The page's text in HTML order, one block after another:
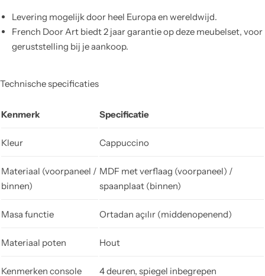
Levering mogelijk door heel Europa en wereldwijd.
French Door Art biedt 2 jaar garantie op deze meubelset, voor
geruststelling bij je aankoop.
Technische specificaties
Kenmerk Specificatie
Kleur Cappuccino
Materiaal (voorpaneel /
binnen)
MDF met verflaag (voorpaneel) /
spaanplaat (binnen)
Masa functie Ortadan açılır (middenopenend)
Materiaal poten Hout
Kenmerken console 4 deuren, spiegel inbegrepen